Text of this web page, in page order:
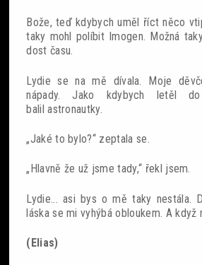
Bože, teď kdybych uměl říct něco
taky mohl políbit Imogen. Možná
dost času.
Lydie se na mě dívala. Moje
nápady. Jako kdybych letěl
balil astronautky.
„Jaké to bylo?“ zeptala se.
„Hlavně že už jsme tady,“ řekl jsem.
Lydie... asi bys o mě taky nestála.
láska se mi vyhýbá obloukem. A když
(Elias)